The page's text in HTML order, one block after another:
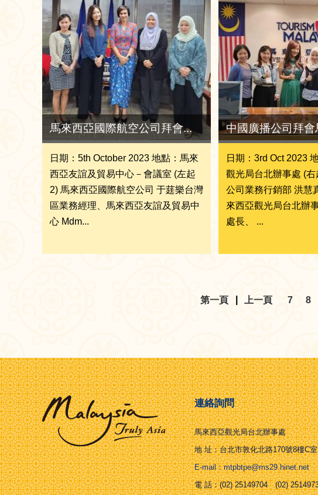
馬來西亞國際航空公司拜會...
日期：5th October 2023 地點：馬來
西亞友誼及貿易中心－會議室 (左起
2) 馬來西亞國際航空公司 于莛樂台灣
區業務經理、馬來西亞友誼及貿易中
心 Mdm...
中國廣播公司拜會
日期：3rd Oct 2023
觀光局台北辦事處 (
公司業務行銷部 洪慧
來西亞觀光局台北辦
處長、 ...
第一頁 上一頁 7 8
連絡詢問
馬來西亞觀光局台北辦事處
地 址：台北市敦化北路170號8樓C室
E-mail：mtpbtpe@ms29.hinet.net
電 話：(02) 25149704 (02)